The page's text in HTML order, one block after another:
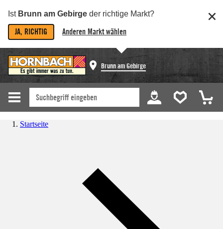
Ist Brunn am Gebirge der richtige Markt?
JA, RICHTIG Anderen Markt wählen
Brunn am Gebirge
Startseite